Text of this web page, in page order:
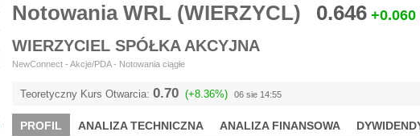
Notowania WRL (WIERZYCL) 0.646 +0.060
WIERZYCIEL SPÓŁKA AKCYJNA
NewConnect - Akcje/PDA - Notowania ciągłe
Teoretyczny Kurs Otwarcia: 0.70 (+8.36%) 06 sie 14:55
PROFIL ANALIZA TECHNICZNA ANALIZA FINANSOWA
3